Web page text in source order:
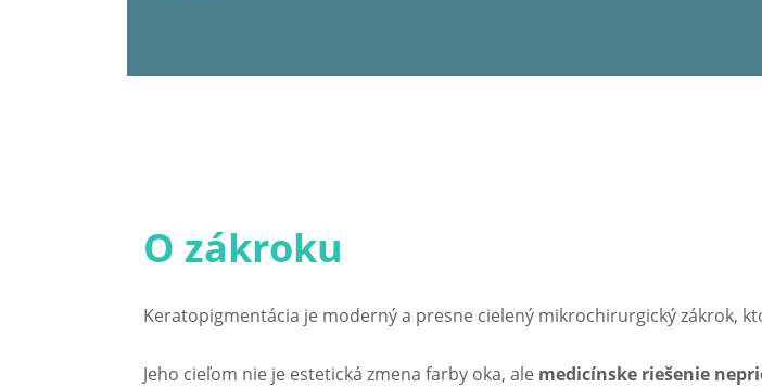
O zákroku
Keratopigmentácia je moderný a presne cielený mikrochirurgický zákrok,
Jeho cieľom nie je estetická zmena farby oka, ale medicínske riešenie